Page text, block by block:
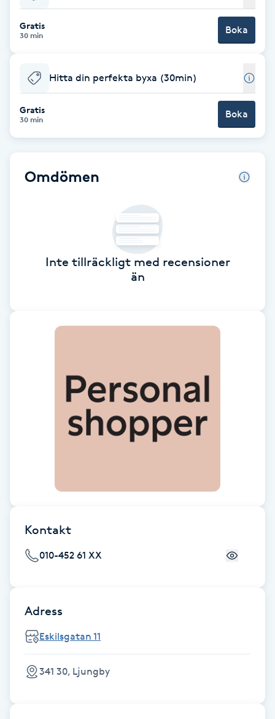
Babylights
Balayage
Bambumassage
Barber
Bottenfärg
Brynfärgning
Bröllopsuppsättning
Coachning
Cryoterapi
Dermapen
Diamantslipning
Gratis
30 min Boka
Hitta din perfekta byxa (30min)
Gratis
30 min Boka
Omdömen
Inte tillräckligt med recensioner
än
Kontakt
010-452 61 XX
Adress
Eskilsgatan 11
341 30, Ljungby